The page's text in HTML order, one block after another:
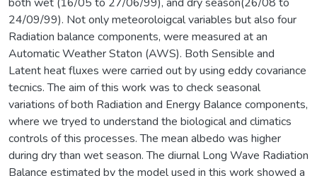
24/09/99). Not only meteoroloigcal variables but also four
Radiation balance components, were measured at an
Automatic Weather Staton (AWS). Both Sensible and
Latent heat fluxes were carried out by using eddy covariance
tecnics. The aim of this work was to check seasonal
variations of both Radiation and Energy Balance components,
where we tryed to understand the biological and climatics
controls of this processes. The mean albedo was higher
during dry than wet season. The diurnal Long Wave Radiation
Balance estimated by the model used in this work showed a